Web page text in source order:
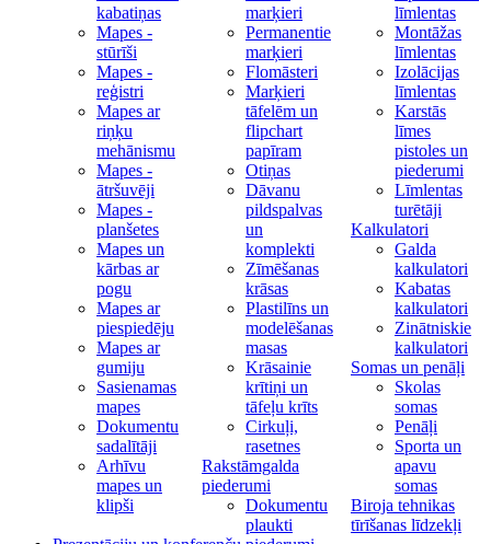
kabatiņas
Mapes -
stūrīši
Mapes -
reģistri
Mapes ar
riņķu
mehānismu
Mapes -
ātršuvēji
Mapes -
planšetes
Mapes un
kārbas ar
pogu
Mapes ar
piespiedēju
Mapes ar
gumiju
Sasienamas
mapes
Dokumentu
sadalītāji
Arhīvu
mapes un
klipši
marķieri
Permanentie
marķieri
Flomāsteri
Marķieri
tāfelēm un
flipchart
papīram
Otiņas
Dāvanu
pildspalvas
un
komplekti
Zīmēšanas
krāsas
Plastilīns un
modelēšanas
masas
Krāsainie
krītiņi un
tāfeļu krīts
Cirkuļi,
rasetnes
Rakstāmgalda
piederumi
Dokumentu
plaukti
līmlentas
Montāžas
līmlentas
Izolācijas
līmlentas
Karstās
līmes
pistoles un
piederumi
Līmlentas
turētāji
Kalkulatori
Galda
kalkulatori
Kabatas
kalkulatori
Zinātniskie
kalkulatori
Somas un penāļi
Skolas
somas
Penāļi
Sporta un
apavu
somas
Biroja tehnikas
tīrīšanas līdzekļi